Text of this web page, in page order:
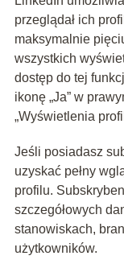
przeglądał ich
maksymalnie
wszystkich
dostęp do tej
ikonę „Ja” w
„Wyświetlenia
Jeśli posiadasz
uzyskać pełny
profilu.
szczegółowych
stanowiskach,
użytkowników.